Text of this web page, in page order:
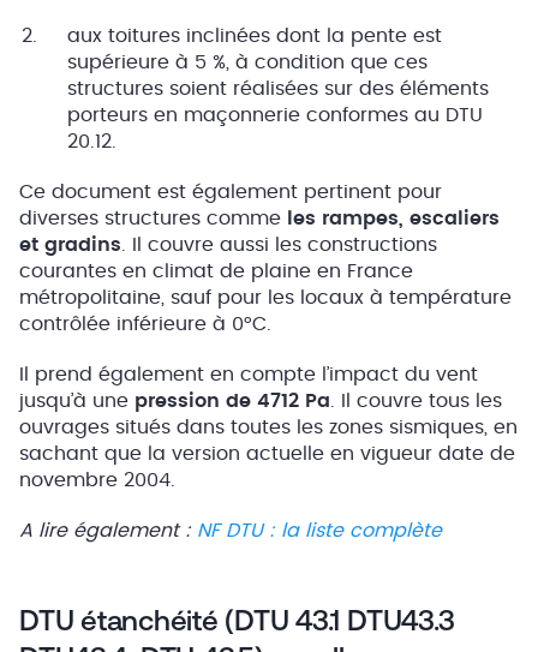
aux toitures inclinées dont la pente est
supérieure à 5 %, à condition que ces
structures soient réalisées sur des éléments
porteurs en maçonnerie conformes au DTU
20.12.
Ce document est également pertinent pour
diverses structures comme
les rampes, escaliers
et gradins. Il couvre aussi les constructions
courantes en climat de plaine en France
métropolitaine, sauf pour les locaux à température
contrôlée inférieure à 0°C.
Il prend également en compte l’impact du vent
jusqu’à une pression de 4712 Pa. Il couvre tous les
ouvrages situés dans toutes les zones sismiques, en
sachant que la version actuelle en vigueur date de
novembre 2004.
A lire également : NF DTU : la liste complète
DTU étanchéité (DTU 43.1 DTU43.3